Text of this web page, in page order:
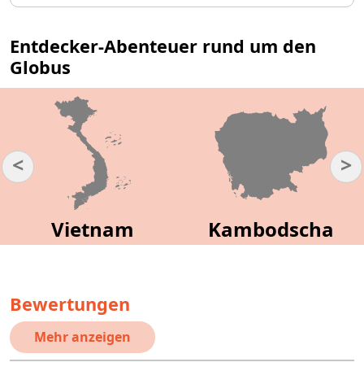
Entdecker-Abenteuer rund um den
Globus
Vietnam Kambodscha
< >
Bewertungen
Mehr anzeigen